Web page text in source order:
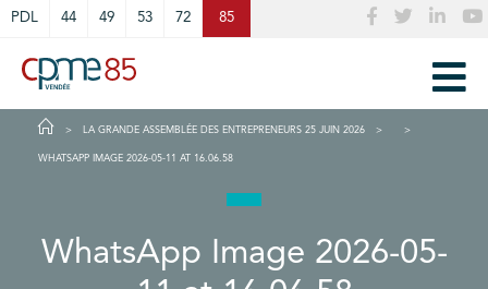
PDL 44 49 53 72 85
LA GRANDE ASSEMBLÉE DES ENTREPRENEURS 25 JUIN 2026
WHATSAPP IMAGE 2026-05-11 AT 16.06.58
WhatsApp Image 2026-05-
Cookies management panel